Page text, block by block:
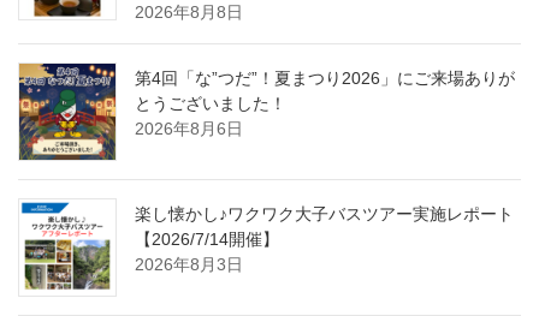
2026年8月8日
第4回「な”つだ”！夏まつり2026」にご来場ありが
とうございました！
2026年8月6日
楽し懐かし♪ワクワク大子バスツアー実施レポート
【2026/7/14開催】
2026年8月3日